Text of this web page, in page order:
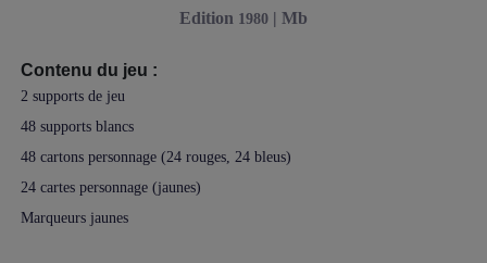
edition 1980 | mb
Contenu du jeu :
2 supports de jeu
48 supports blancs
48 cartons personnage (24 rouges, 24 bleus)
24 cartes personnage (jaunes)
Marqueurs jaunes